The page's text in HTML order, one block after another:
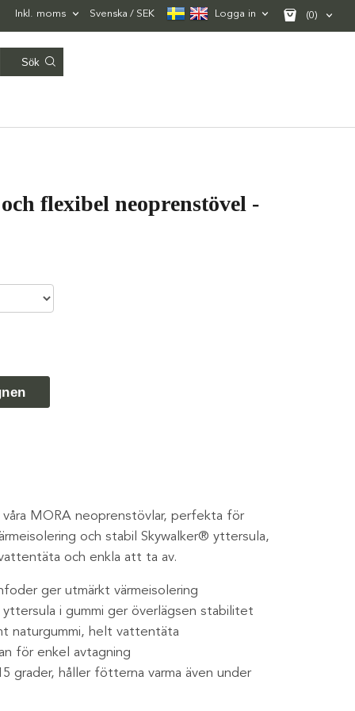
Inkl. moms Svenska SEK Logga in (0)
flexibel neoprenstövel -
MORA neoprenstövlar, perfekta för
och stabil Skywalker® yttersula,
och enkla att ta av.
ger utmärkt värmeisolering
i gummi ger överlägsen stabilitet
naturgummi, helt vattentäta
för enkel avtagning
grader, håller fötterna varma även under